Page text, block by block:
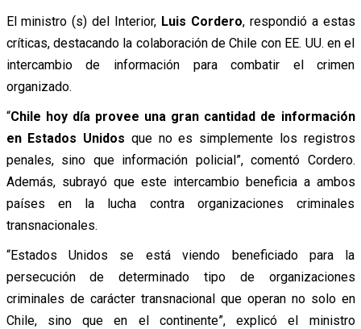
El ministro (s) del Interior, Luis Cordero, respondió a estas
críticas, destacando la colaboración de Chile con EE. UU. en el
intercambio de información para combatir el crimen
organizado.
“Chile hoy día provee una gran cantidad de información
en Estados Unidos que no es simplemente los registros
penales, sino que información policial”, comentó Cordero.
Además, subrayó que este intercambio beneficia a ambos
países en la lucha contra organizaciones criminales
transnacionales.
“Estados Unidos se está viendo beneficiado para la
persecución de determinado tipo de organizaciones
criminales de carácter transnacional que operan no solo en
Chile, sino que en el continente”, explicó el ministro